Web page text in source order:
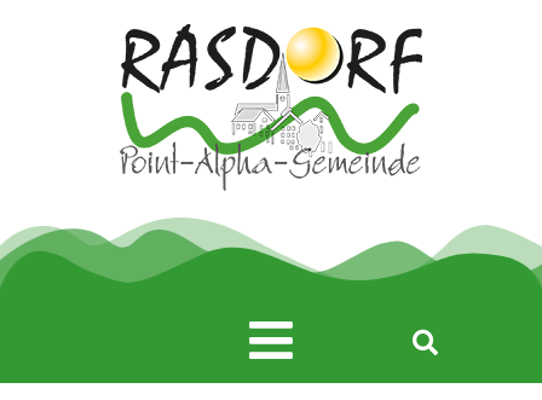
Main
Menu